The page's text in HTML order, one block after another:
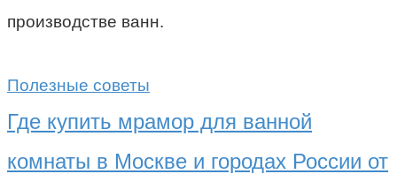
производстве ванн.
Полезные советы
Где купить мрамор для ванной
комнаты в Москве и городах России от